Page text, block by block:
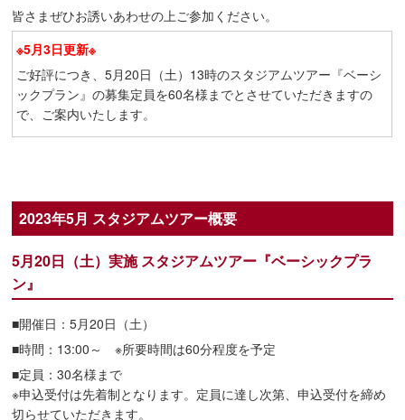
皆さまぜひお誘いあわせの上ご参加ください。
※5月3日更新※
ご好評につき、5月20日（土）13時のスタジアムツアー『ベーシ
ックプラン』の募集定員を60名様までとさせていただきますの
で、ご案内いたします。
2023年5月 スタジアムツアー概要
5月20日（土）実施 スタジアムツアー『ベーシックプラ
ン』
■開催日：5月20日（土）
■時間：13:00～ ※所要時間は60分程度を予定
■定員：30名様まで
※申込受付は先着制となります。定員に達し次第、申込受付を締め
切らせていただきます。